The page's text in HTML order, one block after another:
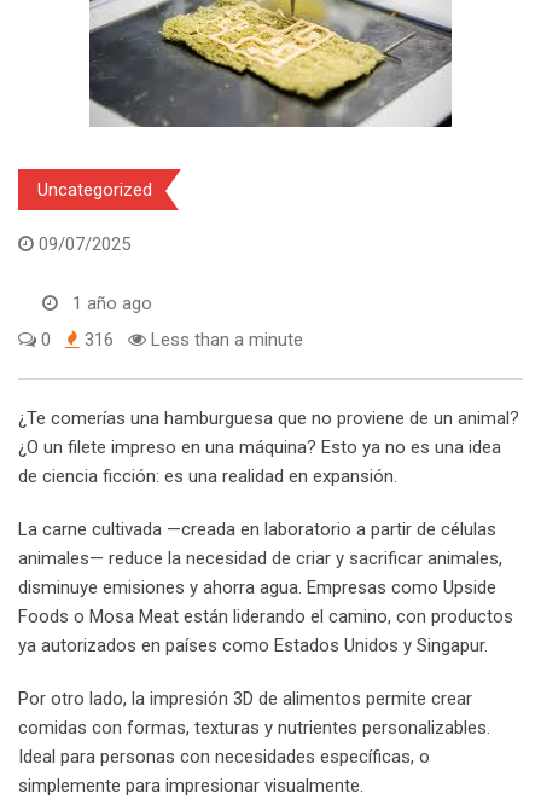
Uncategorized
09/07/2025
1 año ago
0
316 Less than a minute
¿Te comerías una hamburguesa que no proviene de un animal?
¿O un filete impreso en una máquina? Esto ya no es una idea
de ciencia ficción: es una realidad en expansión.
La carne cultivada —creada en laboratorio a partir de células
animales— reduce la necesidad de criar y sacrificar animales,
disminuye emisiones y ahorra agua. Empresas como Upside
Foods o Mosa Meat están liderando el camino, con productos
ya autorizados en países como Estados Unidos y Singapur.
Por otro lado, la impresión 3D de alimentos permite crear
comidas con formas, texturas y nutrientes personalizables.
Ideal para personas con necesidades específicas, o
simplemente para impresionar visualmente.